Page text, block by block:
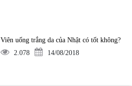
Viên uống trắng da của Nhật có tốt không?
2.078
14/08/2018